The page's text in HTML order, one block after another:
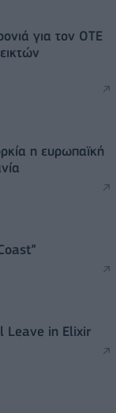
για τον ΟΤΕ
η ευρωπαϊκή
Leave in Elixir